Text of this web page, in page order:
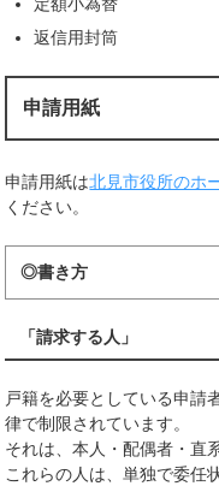
定額小為替
返信用封筒
申請用紙
申請用紙は北見市役所のホ
ください。
◎書き方
「請求する人」
戸籍を必要としている申請
律で制限されています。
それは、本人・配偶者・直
これらの人は、単独で委任